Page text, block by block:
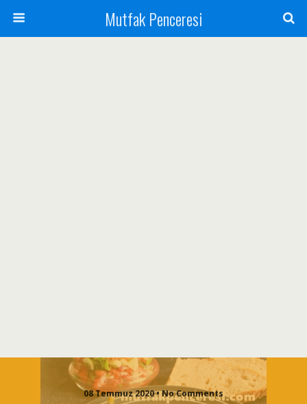
Mutfak Penceresi
08 Temmuz 2020 • No Comments